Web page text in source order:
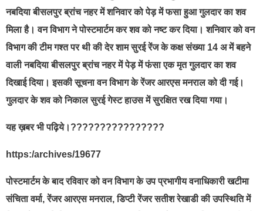
नबदिया बीसलपुर ब्रांच नहर में शनिवार को पेड़ में फसा हुआ गुलदार का शव
मिला है। वन विभाग ने पोस्टमार्टम कर शव को नष्ट कर दिया। शनिवार को वन
विभाग की टीम गश्त पर थी की देर शाम सुरई रेंज के कक्ष संख्या 14 अ में बहने
वाली नबदिया बीसलपुर ब्रांच नहर में पेड़ में फंसा एक मृत गुलदार का शव
दिखाई दिया। इसकी सूचना वन विभाग के रेंजर आरएस मनराल को दी गई।
गुलदार के शव को निकाल सुरई गेस्ट हाउस में सुरक्षित रख दिया गया।
यह ख़बर भी पढ़िये।????????????????
https:/archives/19677
पोस्टमार्टम के बाद रविवार को वन विभाग के उप प्रभागीय वनाधिकारी खटीमा
संचिता वर्मा, रेंजर आरएस मनराल, डिप्टी रेंजर सतीश रेखाडी की उपस्थिति में